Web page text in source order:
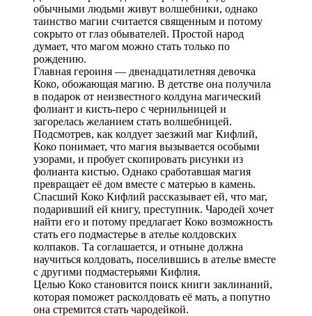
обычными людьми живут волшебники, однако
таинство магии считается священным и потому
сокрыто от глаз обывателей. Простой народ
думает, что магом можно стать только по
рождению.
Главная героиня — двенадцатилетняя девочка
Коко, обожающая магию. В детстве она получила
в подарок от неизвестного колдуна магический
фолиант и кисть-перо с чернильницей и
загорелась желанием стать волшебницей.
Подсмотрев, как колдует заезжий маг Кифлий,
Коко понимает, что магия вызывается особыми
узорами, и пробует скопировать рисунки из
фолианта кистью. Однако сработавшая магия
превращает её дом вместе с матерью в камень.
Спасший Коко Кифлий рассказывает ей, что маг,
подаривший ей книгу, преступник. Чародей хочет
найти его и потому предлагает Коко возможность
стать его подмастерье в ателье колдовских
колпаков. Та соглашается, и отныне должна
научиться колдовать, поселившись в ателье вместе
с другими подмастерьями Кифлия.
Целью Коко становится поиск книги заклинаний,
которая поможет расколдовать её мать, а попутно
она стремится стать чародейкой.